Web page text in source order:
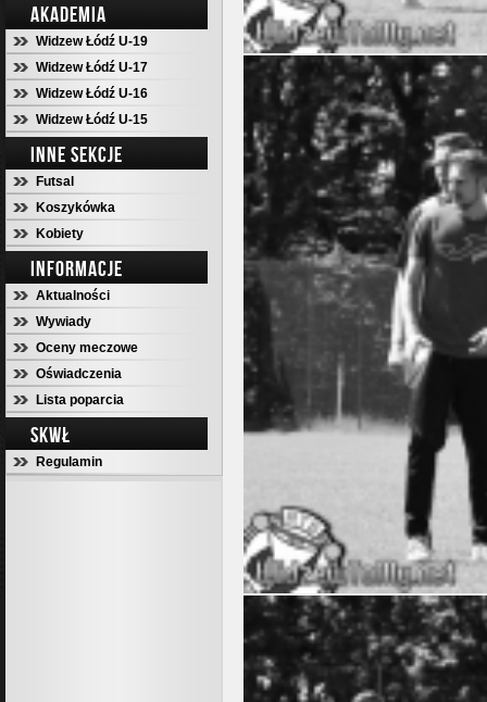
AKADEMIA
Widzew Łódź U-19
Widzew Łódź U-17
Widzew Łódź U-16
Widzew Łódź U-15
INNE SEKCJE
Futsal
Koszykówka
Kobiety
INFORMACJE
Aktualności
Wywiady
Oceny meczowe
Oświadczenia
Lista poparcia
SKWŁ
Regulamin